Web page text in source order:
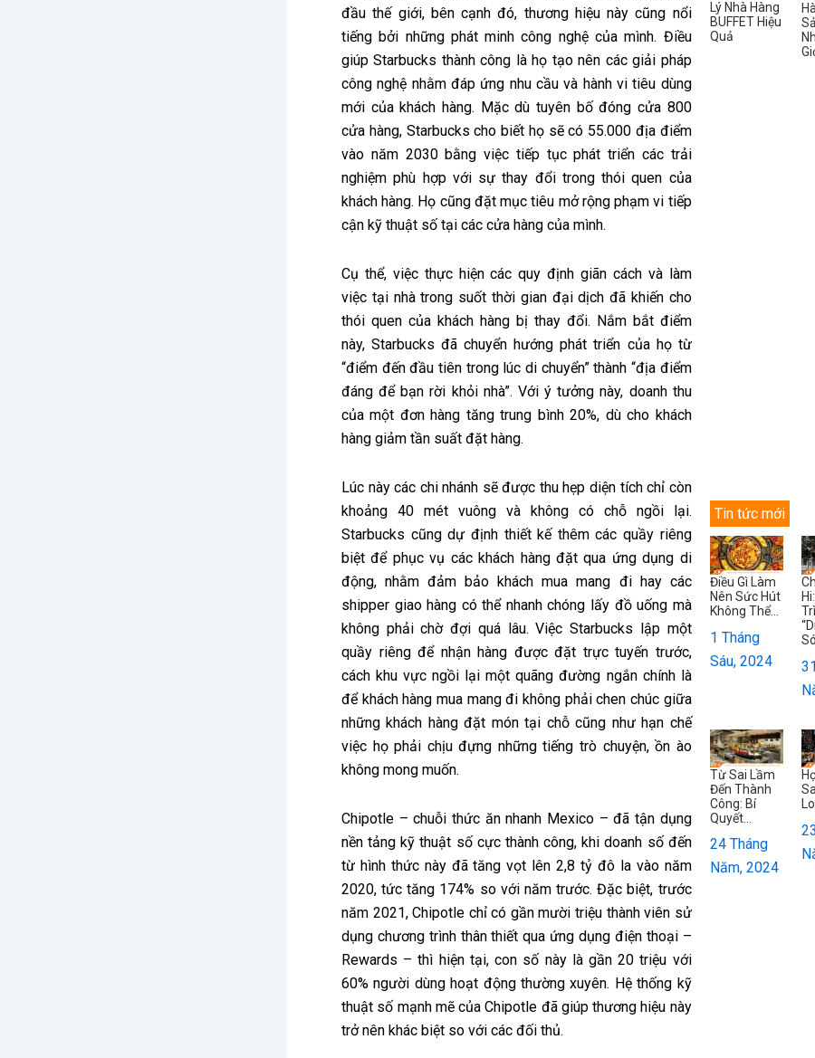
đầu thế giới, bên cạnh đó, thương hiệu này cũng nổi
tiếng bởi những phát minh công nghệ của mình. Điều
giúp Starbucks thành công là họ tạo nên các giải pháp
công nghệ nhằm đáp ứng nhu cầu và hành vi tiêu dùng
mới của khách hàng. Mặc dù tuyên bố đóng cửa 800
cửa hàng, Starbucks cho biết họ sẽ có 55.000 địa điểm
vào năm 2030 bằng việc tiếp tục phát triển các trải
nghiệm phù hợp với sự thay đổi trong thói quen của
khách hàng. Họ cũng đặt mục tiêu mở rộng phạm vi tiếp
cận kỹ thuật số tại các cửa hàng của mình.
Cụ thể, việc thực hiện các quy định giãn cách và làm
việc tại nhà trong suốt thời gian đại dịch đã khiến cho
thói quen của khách hàng bị thay đổi. Nắm bắt điểm
này, Starbucks đã chuyển hướng phát triển của họ từ
“điểm đến đầu tiên trong lúc di chuyển” thành “địa điểm
đáng để bạn rời khỏi nhà”. Với ý tưởng này, doanh thu
của một đơn hàng tăng trung bình 20%, dù cho khách
hàng giảm tần suất đặt hàng.
Lúc này các chi nhánh sẽ được thu hẹp diện tích chỉ còn
khoảng 40 mét vuông và không có chỗ ngồi lại.
Starbucks cũng dự định thiết kế thêm các quầy riêng
biệt để phục vụ các khách hàng đặt qua ứng dụng di
động, nhằm đảm bảo khách mua mang đi hay các
shipper giao hàng có thể nhanh chóng lấy đồ uống mà
không phải chờ đợi quá lâu. Việc Starbucks lập một
quầy riêng để nhận hàng được đặt trực tuyến trước,
cách khu vực ngồi lại một quãng đường ngắn chính là
để khách hàng mua mang đi không phải chen chúc giữa
những khách hàng đặt món tại chỗ cũng như hạn chế
việc họ phải chịu đựng những tiếng trò chuyện, ồn ào
không mong muốn.
Chipotle – chuỗi thức ăn nhanh Mexico – đã tận dụng
nền tảng kỹ thuật số cực thành công, khi doanh số đến
từ hình thức này đã tăng vọt lên 2,8 tỷ đô la vào năm
2020, tức tăng 174% so với năm trước. Đặc biệt, trước
năm 2021, Chipotle chỉ có gần mười triệu thành viên sử
dụng chương trình thân thiết qua ứng dụng điện thoại –
Rewards – thì hiện tại, con số này là gần 20 triệu với
60% người dùng hoạt động thường xuyên. Hệ thống kỹ
thuật số mạnh mẽ của Chipotle đã giúp thương hiệu này
trở nên khác biệt so với các đối thủ.
Lý Nhà Hàng
BUFFET Hiệu
Quả
Tin tức mới
Điều Gì Làm
Nên Sức Hút
Không Thể...
1 Tháng
Sáu, 2024
Từ Sai Lầm
Đến Thành
Công: Bí
Quyết...
24 Tháng
Năm, 2024